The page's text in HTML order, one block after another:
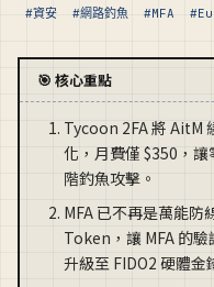
#資安 #網路釣魚 #MFA
🎯 核心重點
Tycoon 2FA 將 AitM
化，月費僅 $350，
階釣魚攻擊。
MFA 已不再是萬能
Token，讓 MFA 的
升級至 FIDO2 硬體金